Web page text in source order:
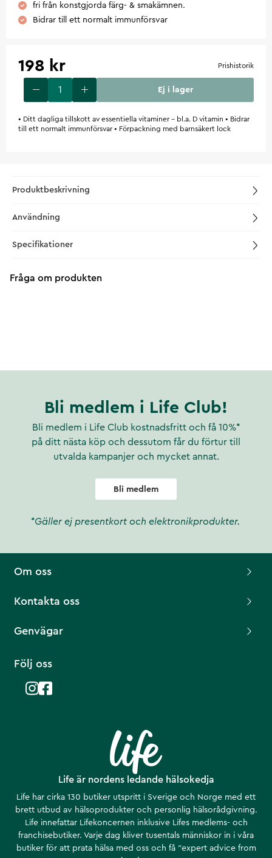
fri från konstgjorda färg- & smakämnen.
Bidrar till ett normalt immunförsvar
198 kr Prishistorik
Ej i lager
• Ditt dagliga tillskott av essentiella vitaminer – bl.a. D vitamin • Bidrar
till ett normalt immunförsvar • Förpackning med barnsäkert lock
Produktbeskrivning
Användning
Specifikationer
Fråga om produkten
Bli medlem i Life Club!
Bli medlem i Life Club kostnadsfritt och få 10%*
på ditt nästa köp och dessutom får du förtur till
utvalda kampanjer och mycket annat.
Bli medlem
*Gäller ej presentkort och elektronikprodukter.
Life är nordens ledande hälsokedja
Life har cirka 130 butiker utspritt i Sverige och Norge med ett
brett utbud av hälsoprodukter och personlig hälsorådgivning.
Life innefattar Lifekoncernen inklusive Lifes medlems- och
franchisebutiker. Varje dag kliver tusentals människor in i våra
butiker för att prata hälsa med oss och få ”expert advice from
Om oss
Kontakta oss
Genvägar
Följ oss